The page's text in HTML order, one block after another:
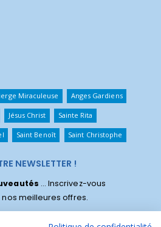
Miraculeuse Anges Gardiens
Jésus Christ Sainte Rita
Saint Benoît Saint Christophe
NEWSLETTER !
... Inscrivez-vous
meilleures offres.